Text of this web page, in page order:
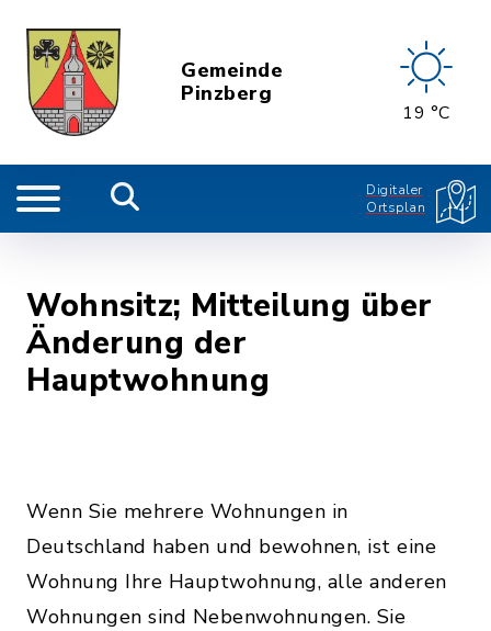
Gemeinde
Pinzberg
19 °C
Digitaler
Ortsplan
Wohnsitz; Mitteilung über
Änderung der
Hauptwohnung
Wenn Sie mehrere Wohnungen in
Deutschland haben und bewohnen, ist eine
Wohnung Ihre Hauptwohnung, alle anderen
Wohnungen sind Nebenwohnungen. Sie